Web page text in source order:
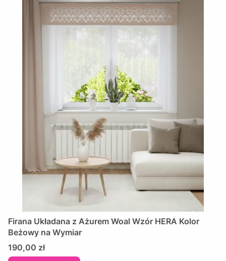
Firana Układana z Ażurem Woal Wzór HERA Kolor
Beżowy na Wymiar
Cena
190,00 zł